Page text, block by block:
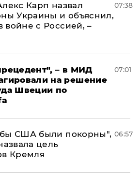
Карп назвал
Украины и объяснил,
войне с Россией, –
07:38
– в МИД
на решение
Швеции по
07:01
США были покорны",
цель
Кремля
06:57